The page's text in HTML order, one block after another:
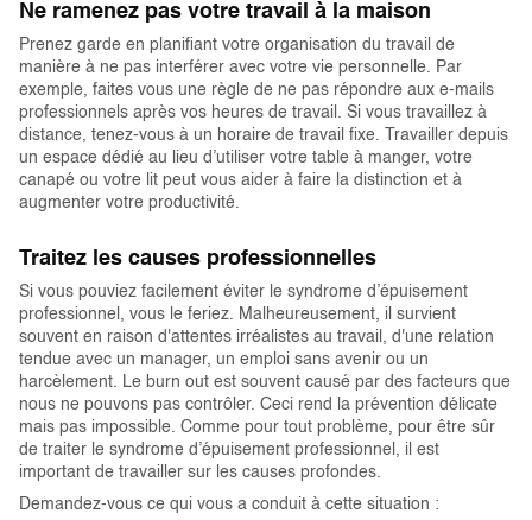
Ne ramenez pas votre travail à la maison
Prenez garde en planifiant votre organisation du travail de
manière à ne pas interférer avec votre vie personnelle. Par
exemple, faites vous une règle de ne pas répondre aux e-mails
professionnels après vos heures de travail. Si vous travaillez à
distance, tenez-vous à un horaire de travail fixe. Travailler depuis
un espace dédié au lieu d’utiliser votre table à manger, votre
canapé ou votre lit peut vous aider à faire la distinction et à
augmenter votre productivité.
Traitez les causes professionnelles
Si vous pouviez facilement éviter le syndrome d’épuisement
professionnel, vous le feriez. Malheureusement, il survient
souvent en raison d'attentes irréalistes au travail, d'une relation
tendue avec un manager, un emploi sans avenir ou un
harcèlement. Le burn out est souvent causé par des facteurs que
nous ne pouvons pas contrôler. Ceci rend la prévention délicate
mais pas impossible. Comme pour tout problème, pour être sûr
de traiter le syndrome d’épuisement professionnel, il est
important de travailler sur les causes profondes.
Demandez-vous ce qui vous a conduit à cette situation :